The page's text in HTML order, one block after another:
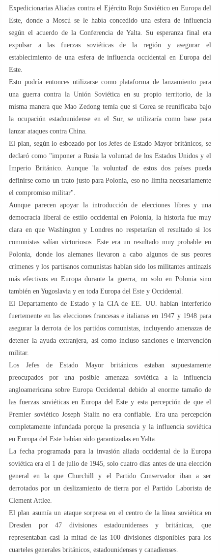
Expedicionarias Aliadas contra el Ejército Rojo Soviético en Europa del
Este, donde a Moscú se le había concedido una esfera de influencia
según el acuerdo de la Conferencia de Yalta. Su esperanza final era
expulsar a las fuerzas soviéticas de la región y asegurar el
establecimiento de una esfera de influencia occidental en Europa del
Este.
Esto podría entonces utilizarse como plataforma de lanzamiento para
una guerra contra la Unión Soviética en su propio territorio, de la
misma manera que Mao Zedong temía que si Corea se reunificaba bajo
la ocupación estadounidense en el Sur, se utilizaría como base para
lanzar ataques contra China.
El plan, según lo esbozado por los Jefes de Estado Mayor británicos, se
declaró como "imponer a Rusia la voluntad de los Estados Unidos y el
Imperio Británico. Aunque 'la voluntad' de estos dos países pueda
definirse como un trato justo para Polonia, eso no limita necesariamente
el compromiso militar".
Aunque parecen apoyar la introducción de elecciones libres y una
democracia liberal de estilo occidental en Polonia, la historia fue muy
clara en que Washington y Londres no respetarían el resultado si los
comunistas salían victoriosos. Este era un resultado muy probable en
Polonia, donde los alemanes llevaron a cabo algunos de sus peores
crímenes y los partisanos comunistas habían sido los militantes antinazis
más efectivos en Europa durante la guerra, no solo en Polonia sino
también en Yugoslavia y en toda Europa del Este y Occidental.
El Departamento de Estado y la CIA de EE. UU. habían interferido
fuertemente en las elecciones francesas e italianas en 1947 y 1948 para
asegurar la derrota de los partidos comunistas, incluyendo amenazas de
detener la ayuda extranjera, así como incluso sanciones e intervención
militar.
Los Jefes de Estado Mayor británicos estaban supuestamente
preocupados por una posible amenaza soviética a la influencia
angloamericana sobre Europa Occidental debido al enorme tamaño de
las fuerzas soviéticas en Europa del Este y esta percepción de que el
Premier soviético Joseph Stalin no era confiable. Era una percepción
completamente infundada porque la presencia y la influencia soviética
en Europa del Este habían sido garantizadas en Yalta.
La fecha programada para la invasión aliada occidental de la Europa
soviética era el 1 de julio de 1945, solo cuatro días antes de una elección
general en la que Churchill y el Partido Conservador iban a ser
derrotados por un deslizamiento de tierra por el Partido Laborista de
Clement Attlee.
El plan asumía un ataque sorpresa en el centro de la línea soviética en
Dresden por 47 divisiones estadounidenses y británicas, que
representaban casi la mitad de las 100 divisiones disponibles para los
cuarteles generales británicos, estadounidenses y canadienses.